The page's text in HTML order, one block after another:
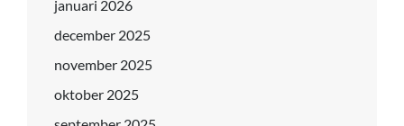
januari 2026
december 2025
november 2025
oktober 2025